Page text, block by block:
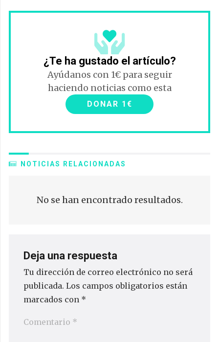
¿Te ha gustado el artículo?
Ayúdanos con 1€ para seguir
haciendo noticias como esta
DONAR 1€
NOTICIAS RELACIONADAS
No se han encontrado resultados.
Deja una respuesta
Tu dirección de correo electrónico no será
publicada. Los campos obligatorios están
marcados con *